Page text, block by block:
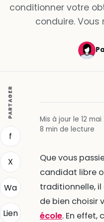
conditionner votre
conduire. Vous
PARTAGER
f
X
Wa
Lien
Mis à jour le 12 mai
8 min de lecture
Que vous
candidat libre
traditionnelle,
de bien choisir
école. En effet,